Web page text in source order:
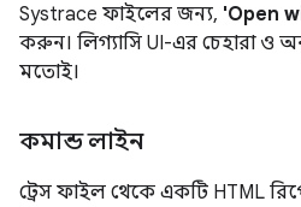
Systrace ফাইলের জন্য, 'Open
করুন। লিগ্যাসি UI-এর চেহারা ও
মতোই।
কমান্ড লাইন
ট্রেস ফাইল থেকে একটি HTML